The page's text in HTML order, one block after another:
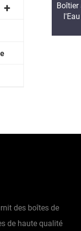
Boîtier
des boîtes de
de haute qualité